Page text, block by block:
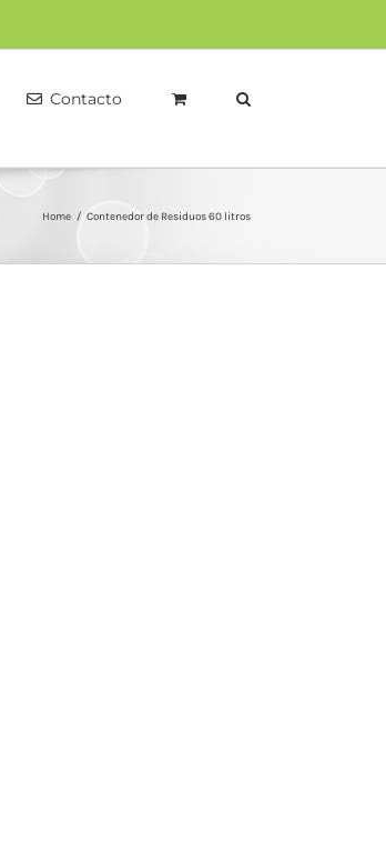
Contacto
Home / Contenedor de Residuos 60 litros